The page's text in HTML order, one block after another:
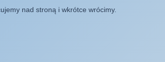
nad stroną i wkrótce wrócimy.